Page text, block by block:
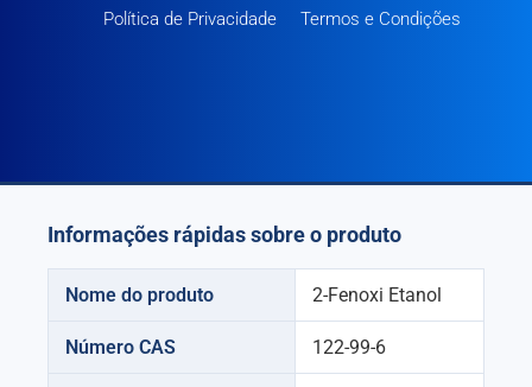
Política de Privacidade Termos e Condições
Informações rápidas sobre o produto
Nome do produto 2-Fenoxi Etanol
Número CAS 122-99-6